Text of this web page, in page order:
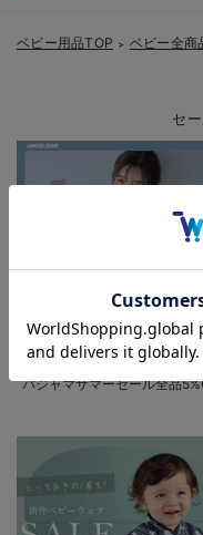
お気に
ベビー用品TOP ＞ ベビー全商
セ
パジャマサマーセール全品